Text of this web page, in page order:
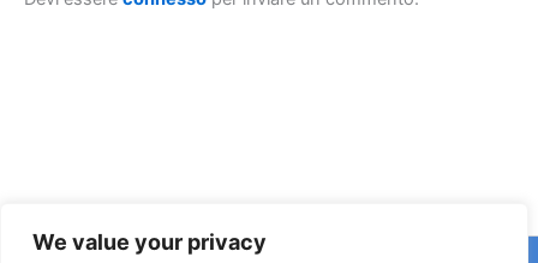
We value your privacy